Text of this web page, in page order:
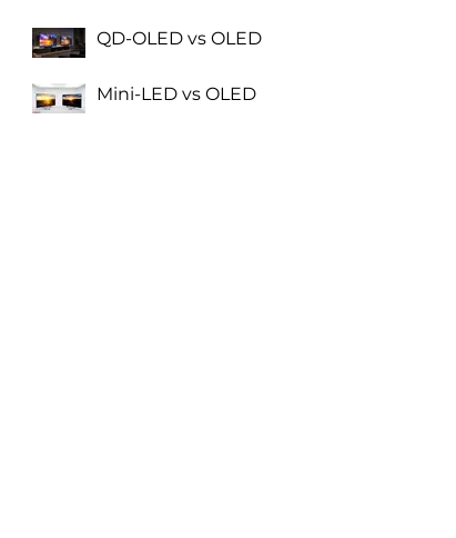
QD-OLED vs OLED
Mini-LED vs OLED